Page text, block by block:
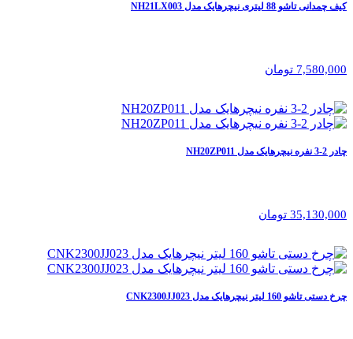
کیف چمدانی تاشو 88 لیتری نیچرهایک مدل NH21LX003
7,580,000 تومان
چادر 2-3 نفره نیچرهایک مدل NH20ZP011
35,130,000 تومان
چرخ دستی تاشو 160 لیتر نیچرهایک مدل CNK2300JJ023